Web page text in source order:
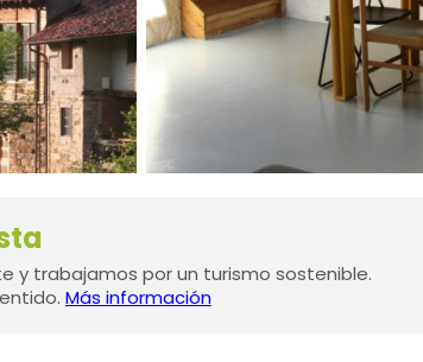
y trabajamos por un turismo sostenible.
Más información